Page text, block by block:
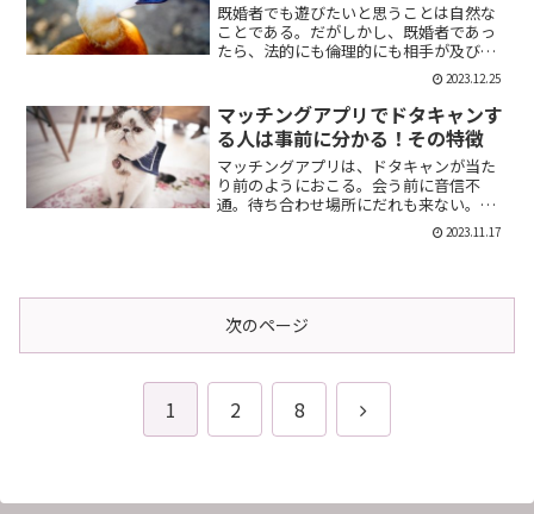
既婚者でも遊びたいと思うことは自然な
ことである。だがしかし、既婚者であっ
たら、法的にも倫理的にも相手が及び腰
になることは明らかだ。では、既婚者で
あることを言わない方がいいのか。否、
それは違う。既婚者であることを伝える
メリット出会い系で既婚者...
2023.12.25
マッチングアプリでドタキャンす
る人は事前に分かる！その特徴
マッチングアプリは、ドタキャンが当た
り前のようにおこる。会う前に音信不
通。待ち合わせ場所にだれも来ない。そ
んなの普通だ。迷惑な話だが、このドタ
キャン野郎どもは見分けることができ
2023.11.17
次のページ
1 2 8
次